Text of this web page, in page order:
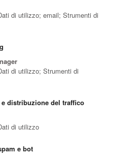
di utilizzo; email; Strumenti di
di utilizzo; Strumenti di
distribuzione del traffico
di utilizzo
e bot